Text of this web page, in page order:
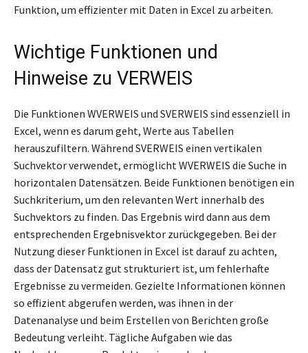
Funktion, um effizienter mit Daten in Excel zu arbeiten.
Wichtige Funktionen und
Hinweise zu VERWEIS
Die Funktionen WVERWEIS und SVERWEIS sind essenziell in
Excel, wenn es darum geht, Werte aus Tabellen
herauszufiltern. Während SVERWEIS einen vertikalen
Suchvektor verwendet, ermöglicht WVERWEIS die Suche in
horizontalen Datensätzen. Beide Funktionen benötigen ein
Suchkriterium, um den relevanten Wert innerhalb des
Suchvektors zu finden. Das Ergebnis wird dann aus dem
entsprechenden Ergebnisvektor zurückgegeben. Bei der
Nutzung dieser Funktionen in Excel ist darauf zu achten,
dass der Datensatz gut strukturiert ist, um fehlerhafte
Ergebnisse zu vermeiden. Gezielte Informationen können
so effizient abgerufen werden, was ihnen in der
Datenanalyse und beim Erstellen von Berichten große
Bedeutung verleiht. Tägliche Aufgaben wie das